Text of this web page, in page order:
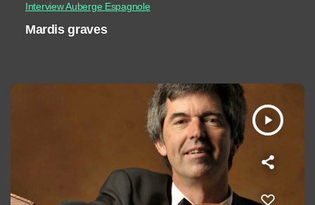
Interview Auberge Espagnole
Mardis graves
play_arrow